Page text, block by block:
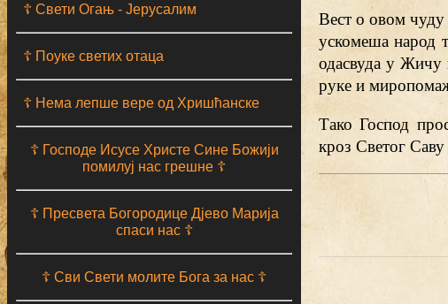
☦ Свети Огањ - Јерусалим
☦ Поуке светих отаца
☦ Нема лепше вере од Хришћанске
☦ Господе Исусе Христе Сине Божији
помилуј нас грешне ☦
☦ Пресвета Богородице Дјево Марија
спаси нас ☦
☦ Сви Свети молите Бога за нас ☦
Вест о овом чуду
ускомеша народ
одасвуда у Жичу
руке и
Тако Господ
кроз Светог